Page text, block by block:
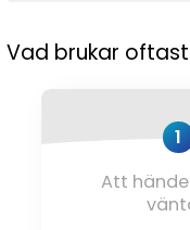
Vad brukar
1
Att
Vilken av
1
Att
under